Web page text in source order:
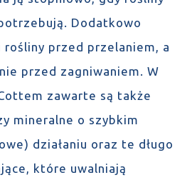
Dodatkowo
rośliny przed przelaniem, a
przed zagniwaniem. W
zawarte są także
mineralne o szybkim
działaniu oraz te długo
które uwalniają